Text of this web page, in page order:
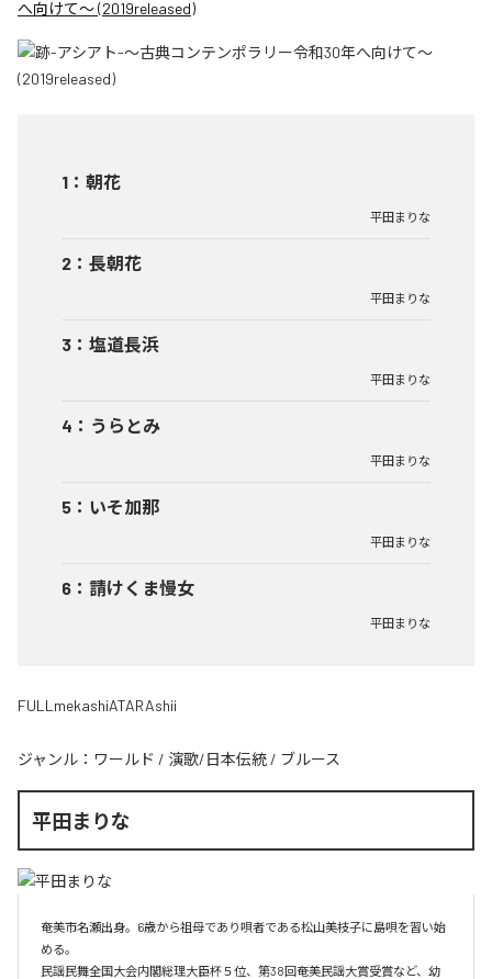
へ向けて〜 (2019released)
1 ： 朝花
平田まりな
2 ： 長朝花
平田まりな
3 ： 塩道長浜
平田まりな
4 ： うらとみ
平田まりな
5 ： いそ加那
平田まりな
6 ： 請けくま慢女
平田まりな
FULLmekashiATARAshii
ジャンル： ワールド / 演歌/日本伝統 / ブルース
平田まりな
奄美市名瀬出身。6歳から祖母であり唄者である松山美枝子に島唄を習い始
める。
民謡民舞全国大会内閣総理大臣杯５位、第38回奄美民謡大賞受賞など、幼